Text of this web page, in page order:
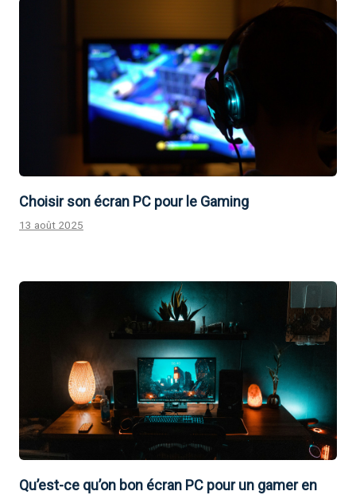
Choisir son écran PC pour le Gaming
13 août 2025
Qu’est-ce qu’on bon écran PC pour un gamer en